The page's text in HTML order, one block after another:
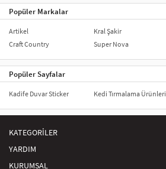
Popüler Markalar
Artikel
Craft Country
Kral Şakir
Super Nova
Popüler Sayfalar
Kadife Duvar Sticker Kedi Tırmalama Ürünleri
KATEGORİLER
YARDIM
KURUMSAL